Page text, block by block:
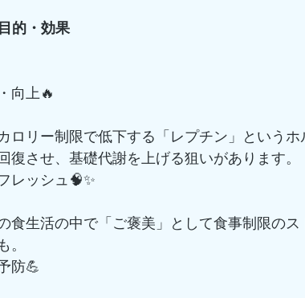
的・効果
向上🔥
ロリー制限で低下する「レプチン」というホ
復させ、基礎代謝を上げる狙いがあります。
レッシュ🧠✨
食生活の中で「ご褒美」として食事制限の
防💪